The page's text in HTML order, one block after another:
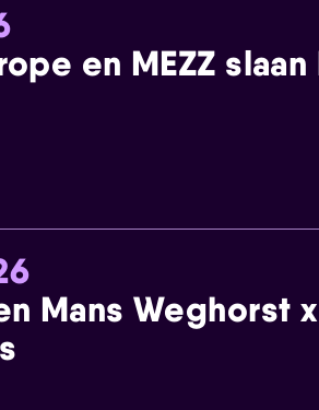
en MEZZ
Mans Weghorst